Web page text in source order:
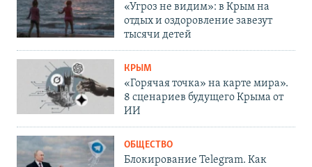
«Угроз не видим»: в Крым на
отдых и оздоровление завезут
тысячи детей
КРЫМ
«Горячая точка» на карте мира».
8 сценариев будущего Крыма от
ИИ
ОБЩЕСТВО
Блокирование Telegram. Как